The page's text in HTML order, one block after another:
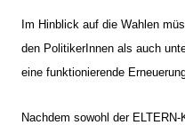
Im Hinblick auf die Wahlen
den PolitikerInnen als auch
eine funktionierende
Nachdem sowohl der